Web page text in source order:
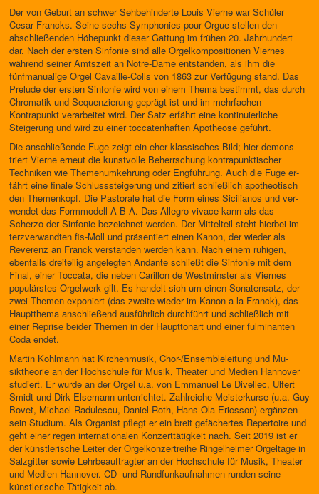
Der von Geburt an schwer Sehbehinderte Louis Vierne war Schüler
Cesar Francks. Seine sechs Symphonies pour Orgue stellen den
abschließenden Höhepunkt dieser Gattung im frühen 20. Jahrhundert
dar. Nach der ersten Sinfonie sind alle Orgelkompositionen Viernes
während seiner Amts­zeit an Notre-Dame entstanden, als ihm die
fünfmanualige Orgel Cavaille-Colls von 1863 zur Verfügung stand. Das
Prelude der ersten Sin­fonie wird von einem Thema bestimmt, das durch
Chromatik und Sequen­zierung geprägt ist und im mehrfachen
Kontrapunkt verarbeitet wird. Der Satz erfährt eine kontinuierliche
Steigerung und wird zu einer toccaten­haften Apotheose geführt.
Die anschließende Fuge zeigt ein eher klassisches Bild; hier demons­
triert Vierne erneut die kunstvolle Beherrschung kontrapunktischer
Techniken wie Themenumkehrung oder Engführung. Auch die Fuge er­
fährt eine finale Schlusssteigerung und zitiert schließlich apotheotisch
den Themenkopf. Die Pastorale hat die Form eines Sicilianos und ver­
wendet das Formmodell A-B-A. Das Allegro vivace kann als das
Scherzo der Sinfonie bezeichnet werden. Der Mittelteil steht hierbei im
terzver­wandten fis-Moll und präsentiert einen Kanon, der wieder als
Reverenz an Franck verstanden werden kann. Nach einem ruhigen,
ebenfalls drei­teilig angelegten Andante schließt die Sinfonie mit dem
Final, einer Toc­cata, die neben Carillon de Westminster als Viernes
populärstes Orgel­werk gilt. Es handelt sich um einen Sonatensatz, der
zwei Themen expo­niert (das zweite wieder im Kanon a la Franck), das
Hauptthema an­schließend ausführlich durchführt und schließlich mit
einer Reprise beider Themen in der Haupttonart und einer fulminanten
Coda endet.
Martin Kohlmann hat Kirchenmusik, Chor-/Ensembleleitung und Mu­
siktheorie an der Hochschule für Musik, Theater und Medien Hannover
studiert. Er wurde an der Orgel u.a. von Emmanuel Le Divellec, Ulfert
Smidt und Dirk Elsemann unterrichtet. Zahlreiche Meisterkurse (u.a. Guy
Bovet, Michael Radulescu, Daniel Roth, Hans-Ola Ericsson) ergänzen
sein Studium. Als Organist pflegt er ein breit gefächertes Repertoire und
geht einer regen internationalen Konzerttätigkeit nach. Seit 2019 ist er
der künstlerische Leiter der Orgelkonzertreihe Ringelheimer Orgeltage in
Salzgitter sowie Lehrbeauftragter an der Hochschule für Musik, Thea­ter
und Medien Hannover. CD- und Rundfunkaufnahmen runden seine
künstlerische Tätigkeit ab.